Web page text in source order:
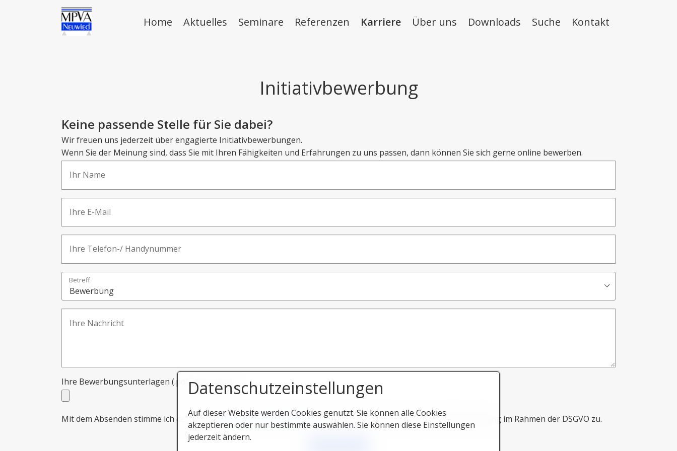
Home Aktuelles Seminare Referenzen Karriere Über uns Downloads Suche Kontakt
Initiativbewerbung
Keine passende Stelle für Sie dabei?
Wir freuen uns jederzeit über engagierte Initiativbewerbungen.
Wenn Sie der Meinung sind, dass Sie mit Ihren Fähigkeiten und Erfahrungen zu uns passen, dann können Sie sich gerne online bewerben.
Betreff
Ihre Bewerbungsunterlagen (.pdf, .doc, .docx)
Mit dem Absenden stimme ich den unterHinweise zum Datenschutz einsehbaren Erläuterungen zur Datennutzung im Rahmen der DSGVO zu.
Datenschutzeinstellungen
Auf dieser Website werden Cookies genutzt. Sie können alle Cookies
akzeptieren oder nur bestimmte auswählen. Sie können diese Einstellungen
jederzeit ändern.